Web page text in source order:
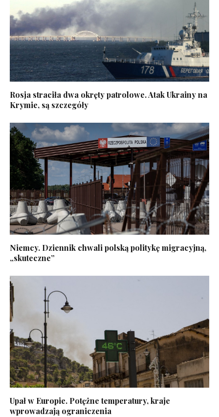
Rosja straciła dwa okręty patrolowe. Atak Ukrainy na
Krymie, są szczegóły
Niemcy. Dziennik chwali polską politykę migracyjną,
„skuteczne”
Upał w Europie. Potężne temperatury, kraje
wprowadzają ograniczenia